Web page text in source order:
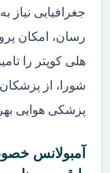
جغرافیایی نیاز
رسان، امکان
هلی کوپتر را
شورا، از
پزشکی هوایی
آمبولانس